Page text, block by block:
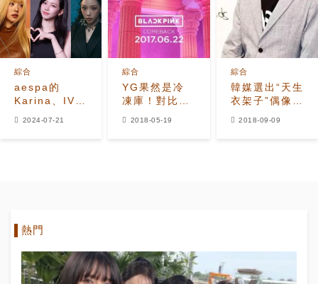
Apink的Eunji
等
aespa的
Karina、IVE
綜合
2024-07-21
YG果然是冷
凍庫！對比其
綜合
2018-05-19
韓媒選出“天生
衣架子”偶像，
綜合
2018-09-09
熱門